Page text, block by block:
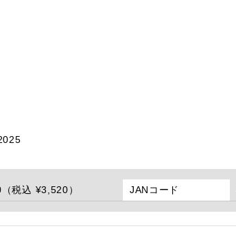
税込 ¥3,520） JANコード